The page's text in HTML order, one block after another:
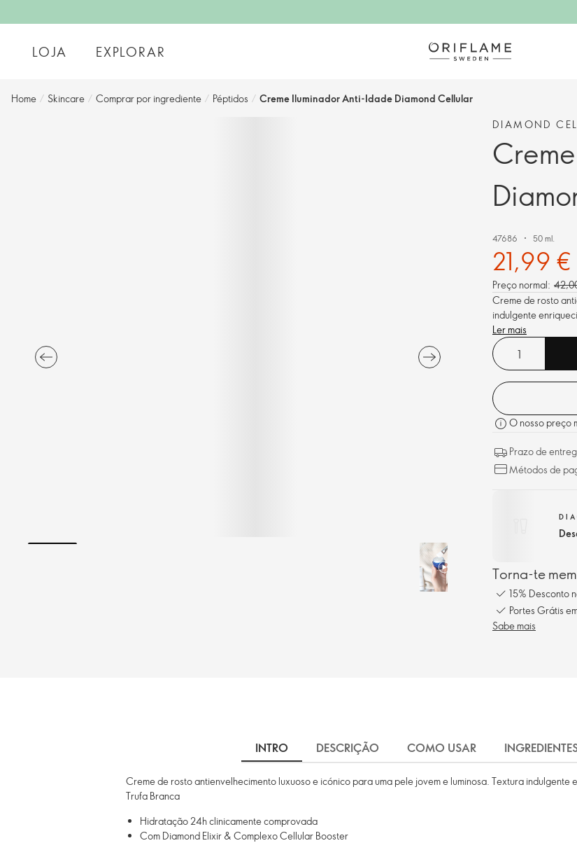
LOJA EXPLORAR
Home / Skincare / Comprar por ingrediente / Péptidos / Creme Iluminador Anti-Idade Diamond Cellular
DIAMOND
47686 50 ml.
21,99 €
Preço normal:
Creme de rosto
indulgente
Ler mais
O nosso preço
Prazo de
Métodos de
Torna-te
15% Desconto
Portes Grátis
Sabe mais
INTRO DESCRIÇÃO COMO USAR
Creme de rosto antienvelhecimento luxuoso e icónico para uma pele jovem e luminosa. Textura
Trufa Branca
Hidratação 24h clinicamente comprovada
Com Diamond Elixir & Complexo Cellular Booster